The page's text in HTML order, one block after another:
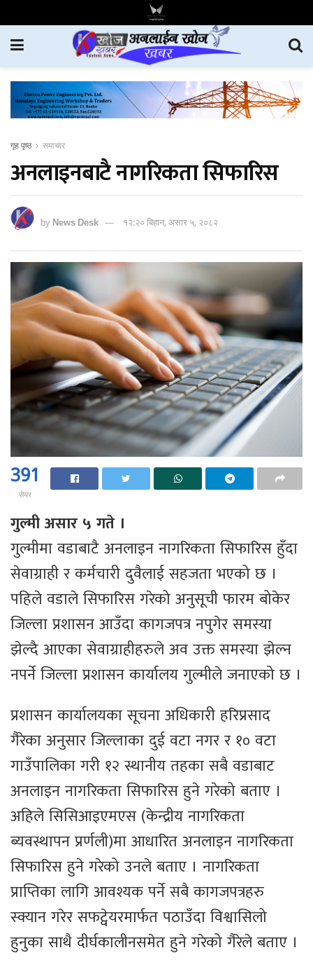
गृह पृष्ठ समाचार
अनलाइनबाटै नागरिकता सिफारिस
byNews Desk १२:२० बिहान, असार ५, २०८२
391
सेयर
गुल्मी असार ५ गते ।
गुल्मीमा वडाबाटै अनलाइन नागरिकता सिफारिस हुँदा
सेवाग्राही र कर्मचारी दुवैलाई सहजता भएको छ ।
पहिले वडाले सिफारिस गरेको अनुसूची फारम बोकेर
जिल्ला प्रशासन आउँदा कागजपत्र नपुगेर समस्या
झेल्दै आएका सेवाग्राहीहरुले अव उक्त समस्या झेल्न
नपर्ने जिल्ला प्रशासन कार्यालय गुल्मीले जनाएको छ ।
प्रशासन कार्यालयका सूचना अधिकारी हरिप्रसाद
गैरेका अनुसार जिल्लाका दुई वटा नगर र १० वटा
गाउँपालिका गरी १२ स्थानीय तहका सबै वडाबाट
अनलाइन नागरिकता सिफारिस हुने गरेको बताए ।
अहिले सिसिआइएमएस (केन्द्रीय नागरिकता
ब्यवस्थापन प्रर्णली)मा आधारित अनलाइन नागरिकता
सिफारिस हुने गरेको उनले बताए । नागरिकता
प्राप्तिका लागि आवश्यक पर्ने सबै कागजपत्रहरु
स्क्यान गरेर सफट्वेयरमार्फत पठाउँदा विश्वासिलो
हुनुका साथै दीर्घकालीनसमेत हुने गरेको गैरेले बताए ।